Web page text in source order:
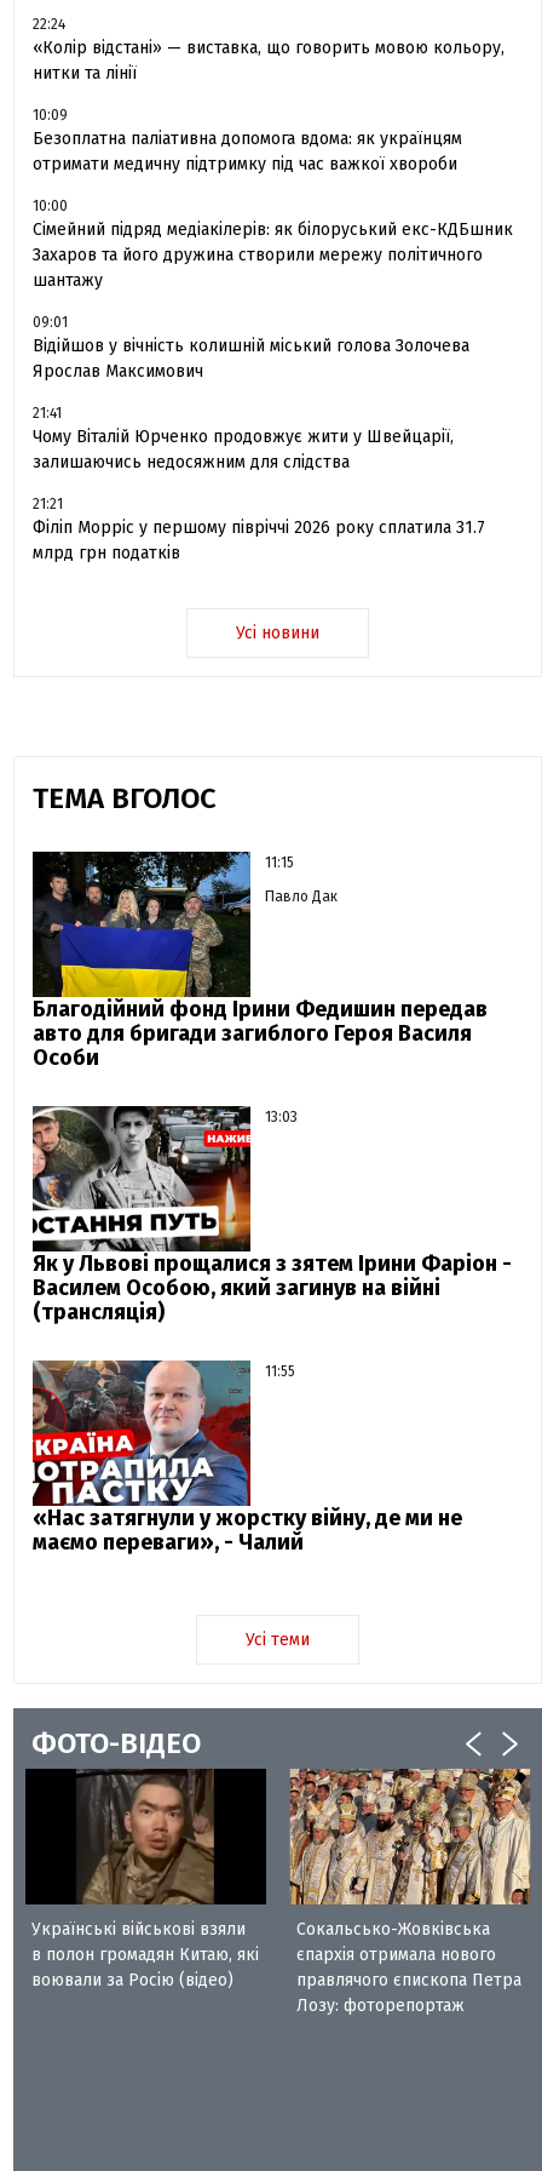
22:24
«Колір відстані» — виставка, що говорить мовою кольору,
нитки та лінії
10:09
Безоплатна паліативна допомога вдома: як українцям
отримати медичну підтримку під час важкої хвороби
10:00
Сімейний підряд медіакілерів: як білоруський екс-КДБшник
Захаров та його дружина створили мережу політичного
шантажу
09:01
Відійшов у вічність колишній міський голова Золочева
Ярослав Максимович
21:41
Чому Віталій Юрченко продовжує жити у Швейцарії,
залишаючись недосяжним для слідства
21:21
Філіп Морріс у першому півріччі 2026 року сплатила 31.7
млрд грн податків
Усі новини
ТЕМА ВГОЛОС
11:15
Павло Дак
Благодійний фонд Ірини Федишин передав
авто для бригади загиблого Героя Василя
Особи
13:03
Як у Львові прощалися з зятем Ірини Фаріон -
Василем Особою, який загинув на війні
(трансляція)
11:55
«Нас затягнули у жорстку війну, де ми не
маємо переваги», - Чалий
Усі теми
ФОТО-ВІДЕО
Українські військові взяли
в полон громадян Китаю, які
воювали за Росію (відео)
Сокальсько-Жовківська
єпархія отримала нового
правлячого єпископа Петра
Лозу: фоторепортаж